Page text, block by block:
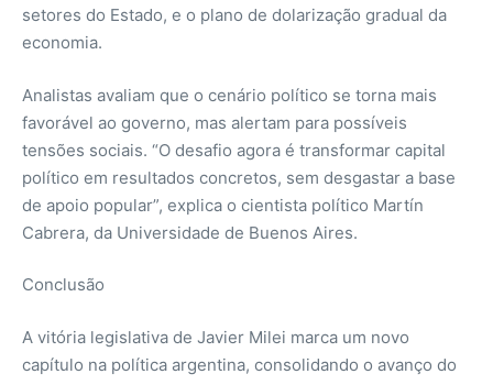
setores do Estado, e o plano de dolarização gradual da
economia.
Analistas avaliam que o cenário político se torna mais
favorável ao governo, mas alertam para possíveis
tensões sociais. “O desafio agora é transformar capital
político em resultados concretos, sem desgastar a base
de apoio popular”, explica o cientista político Martín
Cabrera, da Universidade de Buenos Aires.
Conclusão
A vitória legislativa de Javier Milei marca um novo
capítulo na política argentina, consolidando o avanço do